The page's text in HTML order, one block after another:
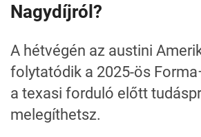
Nagydíjról?
A hétvégén az austini
folytatódik a 2025-ös
a texasi forduló előtt
melegíthetsz.